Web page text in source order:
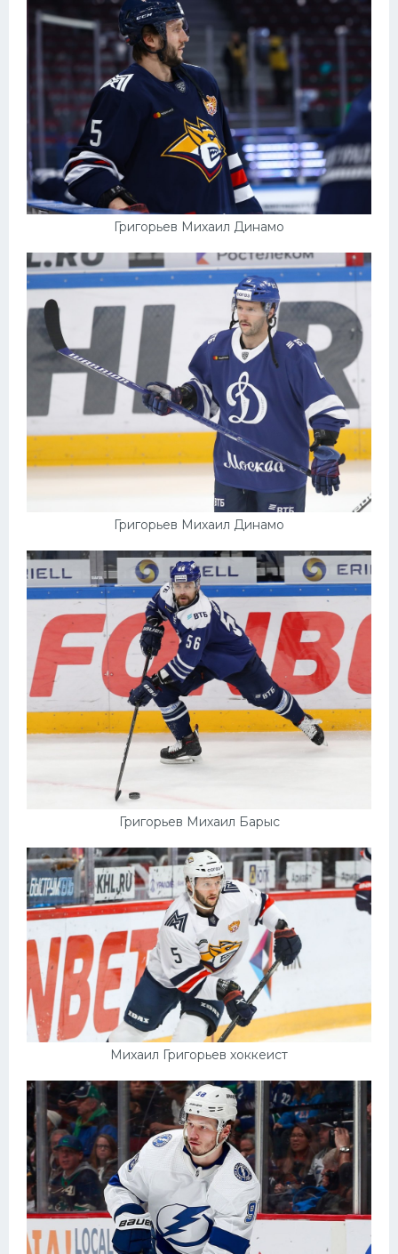
Григорьев Михаил Динамо
Григорьев Михаил Динамо
Григорьев Михаил Барыс
Михаил Григорьев хоккеист